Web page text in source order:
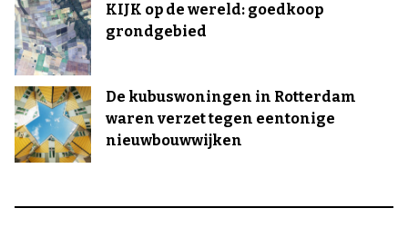
KIJK op de wereld: goedkoop
grondgebied
De kubuswoningen in Rotterdam
waren verzet tegen eentonige
nieuwbouwwijken